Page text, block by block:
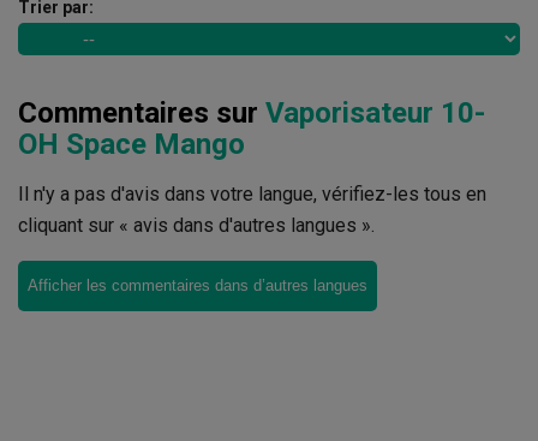
Trier par:
Commentaires sur Vaporisateur 10-
OH Space Mango
Il n'y a pas d'avis dans votre langue, vérifiez-les tous en
cliquant sur « avis dans d'autres langues ».
Afficher les commentaires dans d’autres langues